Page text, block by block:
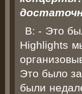
В: - Это
Highlights
Это было
были